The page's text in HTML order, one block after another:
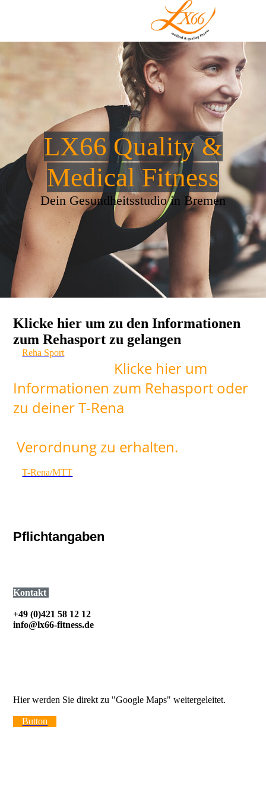
LX66 Quality &
Medical Fitness
Dein Gesundheitsstudio in Bremen
Klicke hier um zu den Informationen
zum Rehasport zu gelangen
Reha Sport
Klicke hier um
Informationen zum Rehasport oder
zu deiner T-Rena
Verordnung zu erhalten.
T-Rena/MTT
Pflichtangaben
Kontakt
+49 (0)421 58 12 12
info@lx66-fitness.de
Hier werden Sie direkt zu "Google Maps" weitergeleitet.
Button